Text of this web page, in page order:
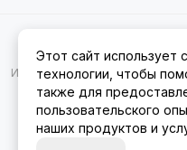
Информация на сайте носит
Этот сайт использует
технологии, чтобы
также для
пользовательского
наших продуктов и